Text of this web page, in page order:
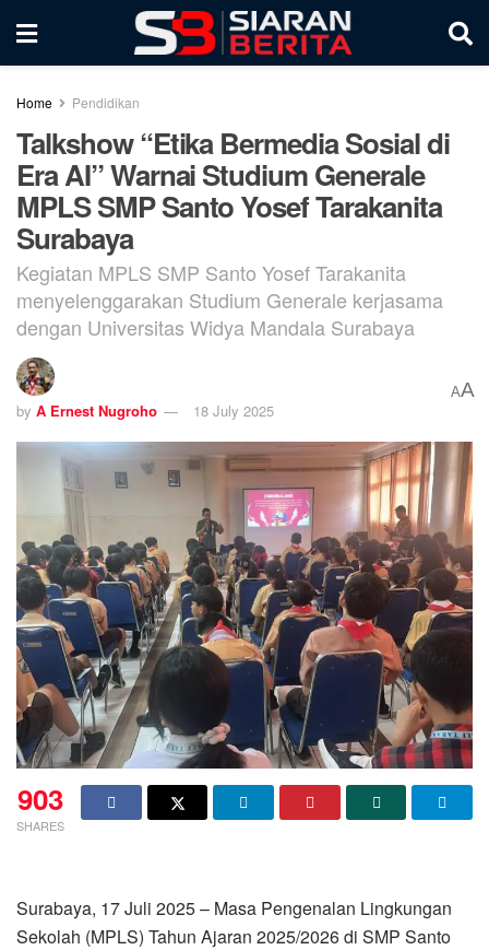
Home Pendidikan
Talkshow “Etika Bermedia Sosial di
Era AI” Warnai Studium Generale
MPLS SMP Santo Yosef Tarakanita
Surabaya
Kegiatan MPLS SMP Santo Yosef Tarakanita
menyelenggarakan Studium Generale kerjasama
dengan Universitas Widya Mandala Surabaya
by A Ernest Nugroho 18 July 2025
AA
903
SHARES
Surabaya, 17 Juli 2025 – Masa Pengenalan Lingkungan
Sekolah (MPLS) Tahun Ajaran 2025/2026 di SMP Santo